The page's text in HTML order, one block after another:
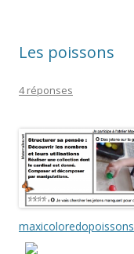
Les poissons
4 réponses
maxicoloredopoissons